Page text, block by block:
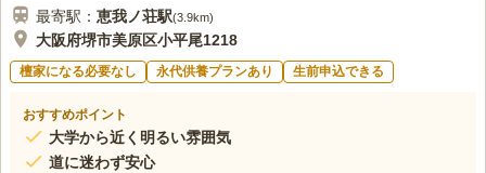
最寄駅： 恵我ノ荘駅(3.9km)
大阪府堺市美原区小平尾1218
檀家になる必要なし 永代供養プランあり 生前申込できる
おすすめポイント
大学から近く明るい雰囲気
道に迷わず安心